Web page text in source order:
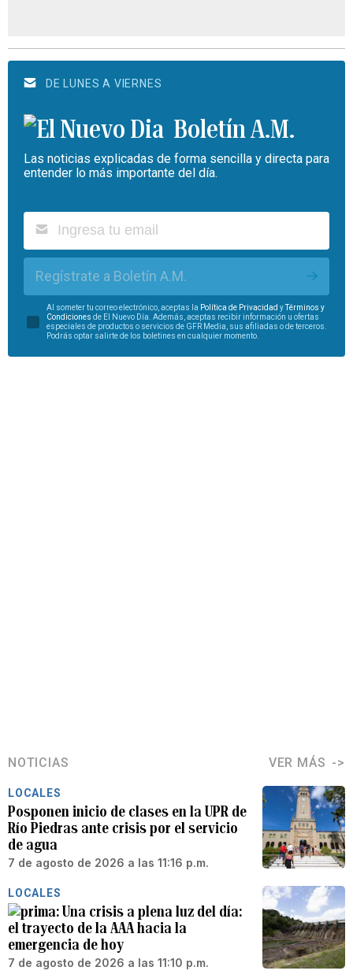
DE LUNES A VIERNES
Boletín A.M.
Las noticias explicadas de forma sencilla y directa para
entender lo más importante del día.
Regístrate a Boletín A.M.
Al someter tu correo electrónico, aceptas la Política de Privacidad yTérminos y
Condiciones de El Nuevo Día. Además, aceptas recibir información u ofertas
especiales de productos o servicios de GFR Media, sus afiliadas o de terceros.
Podrás optar salirte de los boletines en cualquier momento.
NOTICIAS VER MÁS
LOCALES
Posponen inicio de clases en la UPR de
Río Piedras ante crisis por el servicio
de agua
7 de agosto de 2026 a las 11:16 p.m.
LOCALES
Una crisis a plena luz del día:
el trayecto de la AAA hacia la
emergencia de hoy
7 de agosto de 2026 a las 11:10 p.m.